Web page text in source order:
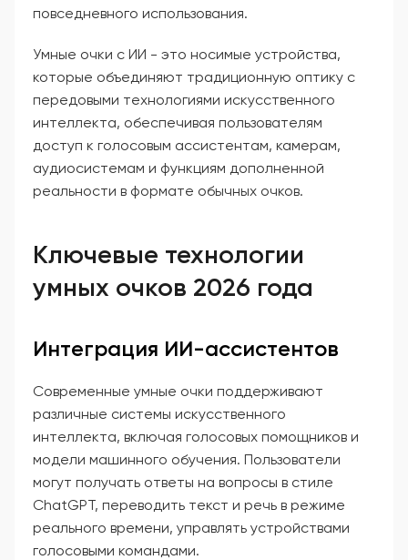
повседневного использования.
Умные очки с ИИ - это носимые устройства,
которые объединяют традиционную оптику с
передовыми технологиями искусственного
интеллекта, обеспечивая пользователям
доступ к голосовым ассистентам, камерам,
аудиосистемам и функциям дополненной
реальности в формате обычных очков.
Ключевые технологии
умных очков 2026 года
Интеграция ИИ-ассистентов
Современные умные очки поддерживают
различные системы искусственного
интеллекта, включая голосовых помощников и
модели машинного обучения. Пользователи
могут получать ответы на вопросы в стиле
ChatGPT, переводить текст и речь в режиме
реального времени, управлять устройствами
голосовыми командами.